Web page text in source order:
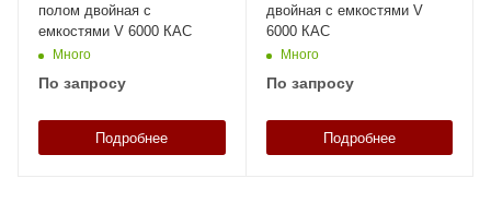
полом двойная с
емкостями V 6000 КАС
Много
По запросу
Подробнее
двойная с емкостями V
6000 КАС
Много
По запросу
Подробнее